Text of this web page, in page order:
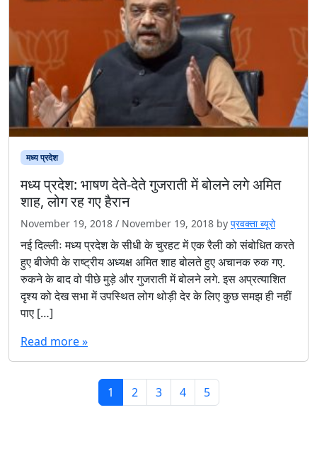
मध्य प्रदेश
मध्य प्रदेश: भाषण देते-देते गुजराती में बोलने लगे अमित
शाह, लोग रह गए हैरान
November 19, 2018 / November 19, 2018 by प्रवक्ता ब्यूरो
नई दिल्लीः मध्य प्रदेश के सीधी के चुरहट में एक रैली को संबोधित करते
हुए बीजेपी के राष्ट्रीय अध्यक्ष अमित शाह बोलते हुए अचानक रुक गए.
रुकने के बाद वो पीछे मुड़े और गुजराती में बोलने लगे. इस अप्रत्याशित
दृश्य को देख सभा में उपस्थित लोग थोड़ी देर के लिए कुछ समझ ही नहीं
पाए […]
Read more »
Current Page
1 Page
2 Page
3 Page
4 Page
5